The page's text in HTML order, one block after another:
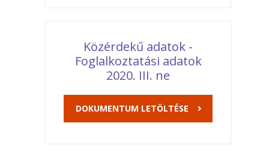
Közérdekű adatok -
Foglalkoztatási adatok
2020. III. ne
DOKUMENTUM LETÖLTÉSE